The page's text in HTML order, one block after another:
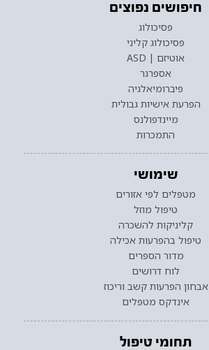
חיפושים נפוצים
פסיכולוג
פסיכולוג קליני
אוטיזם | ASD
אספרגר
פיברומיאלגיה
הפרעת אישיות גבולית
מיינדפולנס
התמכרות
שימושי
מטפלים לפי אזורים
טיפול מוזל
קליניקות להשכרה
טיפול בהפרעות אכילה
מדור הספרים
לוח דרושים
אבחון הפרעות קשב וריכוז
אינדקס מטפלים
תחומי טיפול